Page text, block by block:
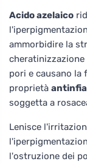
Acido azelaico
ammorbidire la
pori e causano la
proprietà
soggetta a
Lenisce
l'ostruzione dei